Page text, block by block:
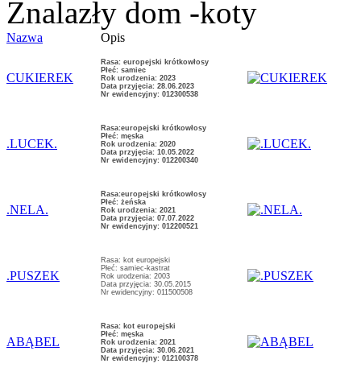
Znalazły dom -koty
Nazwa Opis
CUKIEREK
Rasa: europejski krótkowłosy
Płeć: samiec
Rok urodzenia: 2023
Data przyjęcia: 28.06.2023
Nr ewidencyjny: 012300538
.LUCEK.
Rasa:europejski krótkowłosy
Płeć: męska
Rok urodzenia: 2020
Data przyjęcia: 10.05.2022
Nr ewidencyjny: 012200340
.NELA.
Rasa:europejski krótkowłosy
Płeć: żeńska
Rok urodzenia: 2021
Data przyjęcia: 07.07.2022
Nr ewidencyjny: 012200521
.PUSZEK
Rasa: kot europejski
Płeć: samiec-kastrat
Rok urodzenia: 2003
Data przyjęcia: 30.05.2015
Nr ewidencyjny: 011500508
ABĄBEL
Rasa: kot europejski
Płeć: męska
Rok urodzenia: 2021
Data przyjęcia: 30.06.2021
Nr ewidencyjny: 012100378